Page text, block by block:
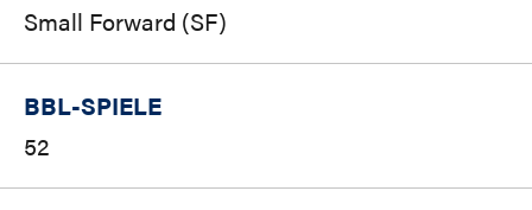
Small Forward (SF)
BBL-SPIELE
52